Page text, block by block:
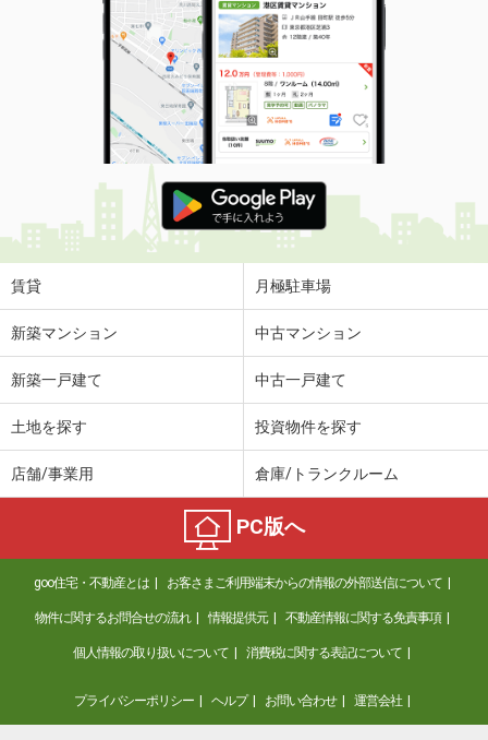
賃貸 月極駐車場
新築マンション 中古マンション
新築一戸建て 中古一戸建て
土地を探す 投資物件を探す
店舗/事業用 倉庫/トランクルーム
PC版へ
goo住宅・不動産とは お客さまご利用端末からの情報の外部送信について
物件に関するお問合せの流れ 情報提供元 不動産情報に関する免責事項
個人情報の取り扱いについて 消費税に関する表記について
プライバシーポリシー ヘルプ お問い合わせ 運営会社